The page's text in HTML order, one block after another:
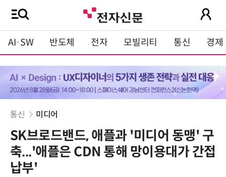
AI·SW 반도체 전자 모빌리티 통신 경제
통신 미디어
SK브로드밴드, 애플과 '미디어 동맹' 구
축...'애플은 CDN 통해 망이용대가 간접
납부'